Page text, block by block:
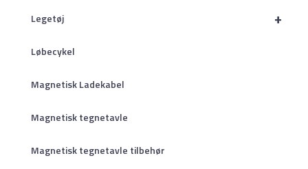
+
Legetøj
Løbecykel
Magnetisk Ladekabel
Magnetisk tegnetavle
Magnetisk tegnetavle tilbehør